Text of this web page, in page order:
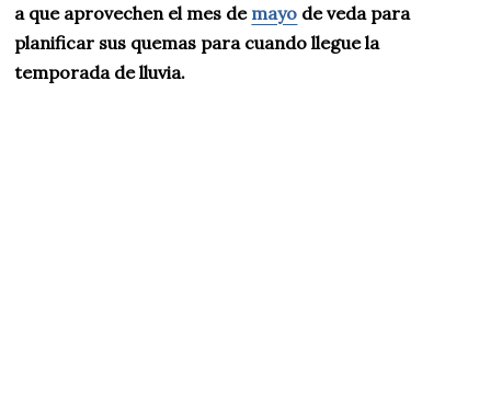
a que aprovechen el mes de mayo de veda para
planificar sus quemas para cuando llegue la
temporada de lluvia.